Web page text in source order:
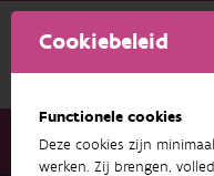
Cookiebeleid
Functionele cookies
Deze cookies zijn
werken. Zij brengen,